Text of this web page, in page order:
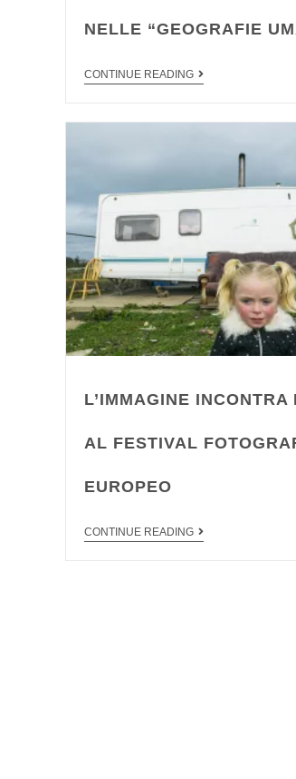
NELLE “GEOGRAFIE
CONTINUE READING
L’IMMAGINE INCONTRA
AL FESTIVAL
EUROPEO
CONTINUE READING